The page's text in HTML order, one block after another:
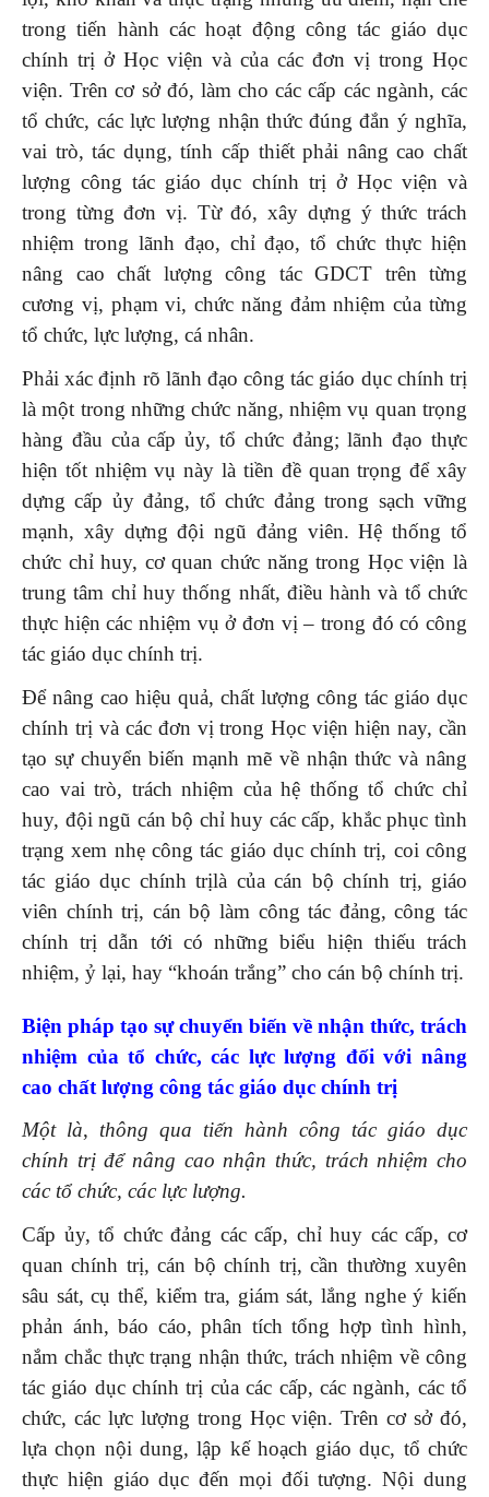
trong tiến hành các hoạt động công tác giáo dục
chính trị ở Học viện và của các đơn vị trong Học
viện. Trên cơ sở đó, làm cho các cấp các ngành, các
tổ chức, các lực lượng nhận thức đúng đắn ý nghĩa,
vai trò, tác dụng, tính cấp thiết phải nâng cao chất
lượng công tác giáo dục chính trị ở Học viện và
trong từng đơn vị. Từ đó, xây dựng ý thức trách
nhiệm trong lãnh đạo, chỉ đạo, tổ chức thực hiện
nâng cao chất lượng công tác GDCT trên từng
cương vị, phạm vi, chức năng đảm nhiệm của từng
tổ chức, lực lượng, cá nhân.
Phải xác định rõ lãnh đạo công tác giáo dục chính trị
là một trong những chức năng, nhiệm vụ quan trọng
hàng đầu của cấp ủy, tổ chức đảng; lãnh đạo thực
hiện tốt nhiệm vụ này là tiền đề quan trọng để xây
dựng cấp ủy đảng, tổ chức đảng trong sạch vững
mạnh, xây dựng đội ngũ đảng viên. Hệ thống tổ
chức chỉ huy, cơ quan chức năng trong Học viện là
trung tâm chỉ huy thống nhất, điều hành và tổ chức
thực hiện các nhiệm vụ ở đơn vị – trong đó có công
tác giáo dục chính trị.
Để nâng cao hiệu quả, chất lượng công tác giáo dục
chính trị và các đơn vị trong Học viện hiện nay, cần
tạo sự chuyển biến mạnh mẽ về nhận thức và nâng
cao vai trò, trách nhiệm của hệ thống tổ chức chỉ
huy, đội ngũ cán bộ chỉ huy các cấp, khắc phục tình
trạng xem nhẹ công tác giáo dục chính trị, coi công
tác giáo dục chính trịlà của cán bộ chính trị, giáo
viên chính trị, cán bộ làm công tác đảng, công tác
chính trị dẫn tới có những biểu hiện thiếu trách
nhiệm, ỷ lại, hay “khoán trắng” cho cán bộ chính trị.
Biện pháp tạo sự chuyển biến về nhận thức, trách
nhiệm của tổ chức, các lực lượng đối với nâng
cao chất lượng công tác giáo dục chính trị
Một là, thông qua tiến hành công tác giáo dục
chính trịđể nâng cao nhận thức, trách nhiệm cho
các tổ chức, các lực lượng.
Cấp ủy, tổ chức đảng các cấp, chỉ huy các cấp, cơ
quan chính trị, cán bộ chính trị, cần thường xuyên
sâu sát, cụ thể, kiểm tra, giám sát, lắng nghe ý kiến
phản ánh, báo cáo, phân tích tổng hợp tình hình,
nắm chắc thực trạng nhận thức, trách nhiệm về công
tác giáo dục chính trị của các cấp, các ngành, các tổ
chức, các lực lượng trong Học viện. Trên cơ sở đó,
lựa chọn nội dung, lập kế hoạch giáo dục, tổ chức
thực hiện giáo dục đến mọi đối tượng. Nội dung